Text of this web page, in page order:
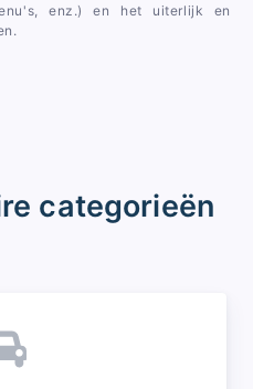
enz.) en het uiterlijk en
categorieën